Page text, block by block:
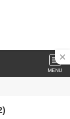
MENU